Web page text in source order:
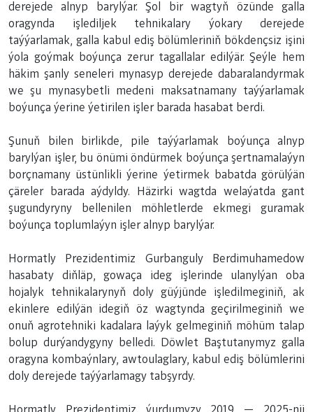
derejede alnyp barylýar. Şol bir wagtyň özünde galla
oragynda işlediljek tehnikalary ýokary derejede
taýýarlamak, galla kabul ediş bölümleriniň bökdençsiz işini
ýola goýmak boýunça zerur tagallalar edilýär. Şeýle hem
häkim şanly seneleri mynasyp derejede dabaralandyrmak
we şu mynasybetli medeni maksatnamany taýýarlamak
boýunça ýerine ýetirilen işler barada hasabat berdi.
Şunuň bilen birlikde, pile taýýarlamak boýunça alnyp
barylýan işler, bu önümi öndürmek boýunça şertnamalaýyn
borçnamany üstünlikli ýerine ýetirmek babatda görülýän
çäreler barada aýdyldy. Häzirki wagtda welaýatda gant
şugundyryny bellenilen möhletlerde ekmegi guramak
boýunça toplumlaýyn işler alnyp barylýar.
Hormatly Prezidentimiz Gurbanguly Berdimuhamedow
hasabaty diňläp, gowaça ideg işlerinde ulanylýan oba
hojalyk tehnikalarynyň doly güýjünde işledilmeginiň, ak
ekinlere edilýän idegiň öz wagtynda geçirilmeginiň we
onuň agrotehniki kadalara laýyk gelmeginiň möhüm talap
bolup durýandygyny belledi. Döwlet Baştutanymyz galla
oragyna kombaýnlary, awtoulaglary, kabul ediş bölümlerini
doly derejede taýýarlamagy tabşyrdy.
Hormatly Prezidentimiz ýurdumyzy 2019 — 2025-nji